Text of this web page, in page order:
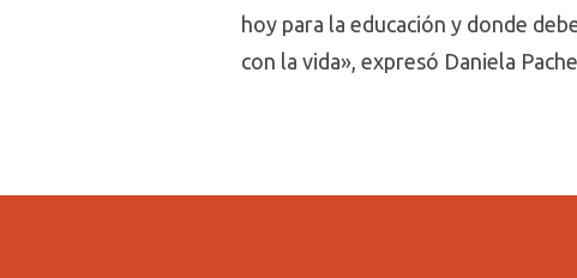
hoy para la educación y donde
con la vida», expresó Daniela